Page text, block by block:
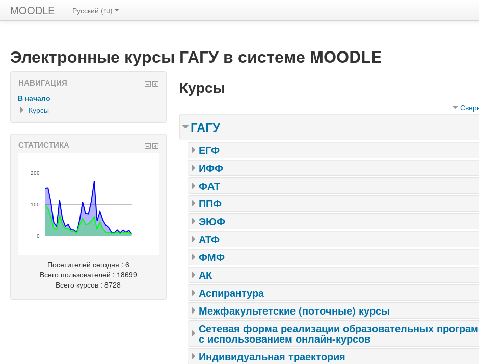
MOODLE Русский ‎(ru)‎
Электронные курсы ГАГУ в системе MOODLE
Курсы
ГАГУ
ЕГФ
ИФФ
ФАТ
ППФ
ЭЮФ
АТФ
ФМФ
АК
Аспирантура
Межфакультетские (поточные) курсы
Сетевая форма реализации образовательных
с использованием онлайн-курсов
Индивидуальная траектория
НАВИГАЦИЯ
В начало
Курсы
СТАТИСТИКА
0
100
200
Посетителей сегодня : 6
Всего пользователей : 18699
Всего курсов : 8728